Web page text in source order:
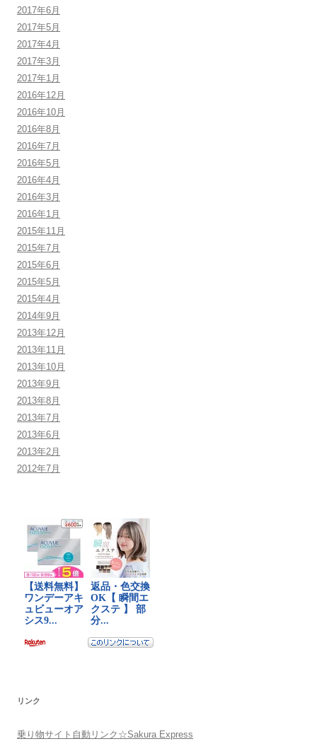
2017年6月
2017年5月
2017年4月
2017年3月
2017年1月
2016年12月
2016年10月
2016年8月
2016年7月
2016年5月
2016年4月
2016年3月
2016年1月
2015年11月
2015年7月
2015年6月
2015年5月
2015年4月
2014年9月
2013年12月
2013年11月
2013年10月
2013年9月
2013年8月
2013年7月
2013年6月
2013年2月
2012年7月
リンク
乗り物サイト自動リンク☆Sakura Express